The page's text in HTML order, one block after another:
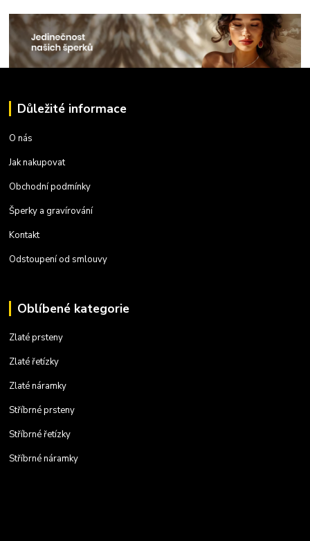
Důležité informace
O nás
Jak nakupovat
Obchodní podmínky
Šperky a gravírování
Kontakt
Odstoupení od smlouvy
Oblíbené kategorie
Zlaté prsteny
Zlaté řetízky
Zlaté náramky
Stříbrné prsteny
Stříbrné řetízky
Stříbrné náramky